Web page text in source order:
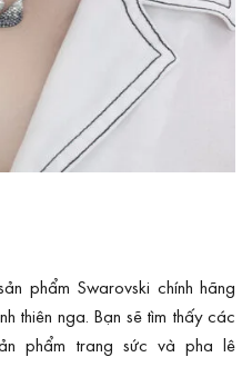
phẩm Swarovski chính hãng
thiên nga. Bạn sẽ tìm thấy các
phẩm trang sức và pha lê